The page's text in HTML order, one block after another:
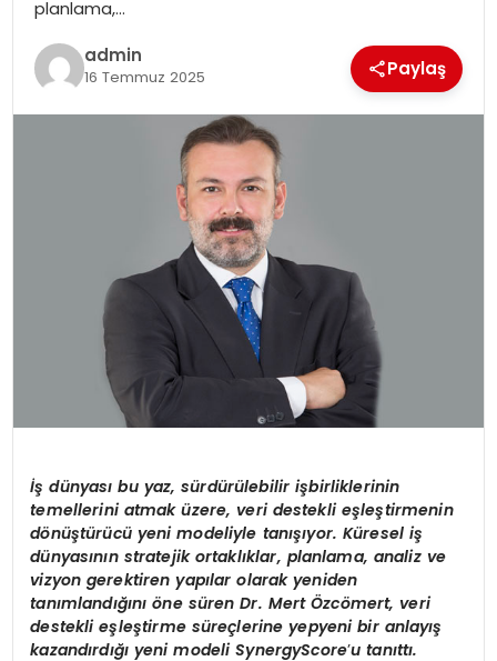
OTOMOBIL
planlama,…
admin
16 Temmuz 2025 Paylaş
İş dünyası bu yaz, sürdürülebilir işbirliklerinin
temellerini atmak üzere, veri destekli eşleştirmenin
dönüştürücü yeni modeliyle tanışıyor. Küresel iş
dünyasının stratejik ortaklıklar, planlama, analiz ve
vizyon gerektiren yapılar olarak yeniden
tanımlandığını öne süren Dr. Mert Özcömert, veri
destekli eşleştirme süreçlerine yepyeni bir anlayış
kazandırdığı yeni modeliSynergyScore’u tanıttı.